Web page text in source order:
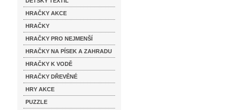
HRAČKY AKCE
HRAČKY
HRAČKY PRO NEJMENŠÍ
HRAČKY NA PÍSEK A ZAHRADU
HRAČKY K VODĚ
HRAČKY DŘEVĚNÉ
HRY AKCE
PUZZLE